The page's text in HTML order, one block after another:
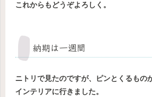
これからもどうぞよろしく。
納期は一週間
ニトリで見たのですが、ピンとくるもの
インテリアに行きました。